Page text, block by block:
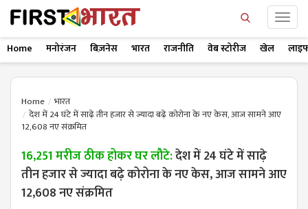
Home मनोरंजन बिज़नेस भारत राजनीति वेब स्टोरीज खेल
Home
भारत
देश में 24 घंटे में साढ़े तीन हजार से ज्यादा बढ़े कोरोना के नए केस, आज सामने आए
12,608 नए संक्रमित
16,251 मरीज ठीक होकर घर लौटे:देश में 24 घंटे में साढ़े
तीन हजार से ज्यादा बढ़े कोरोना के नए केस, आज सामने आए
12,608 नए संक्रमित